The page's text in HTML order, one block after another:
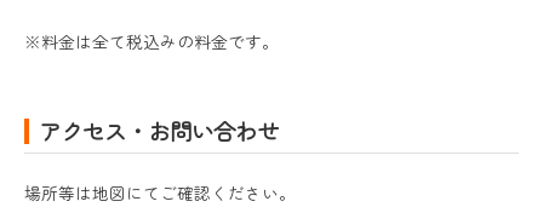
※料金は全て税込みの料金です。
アクセス・お問い合わせ
場所等は地図にてご確認ください。